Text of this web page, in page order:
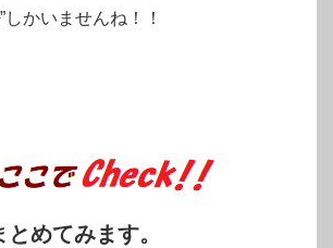
”しかいませんね！！
めてみます。